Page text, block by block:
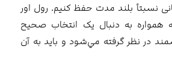
نسبتاً بلند مدت حفظ کنیم. رول اور
همواره به دنبال یک انتخاب صحیح
در نظر گرفته مي‌شود و باید به آن